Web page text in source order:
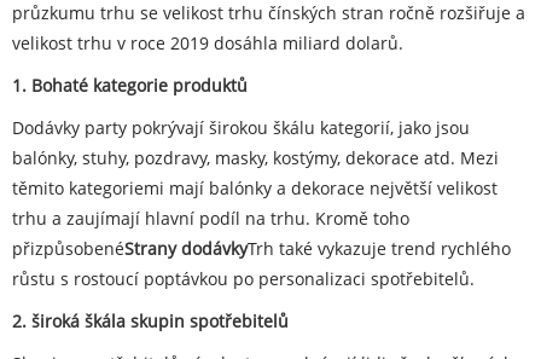
průzkumu trhu se velikost trhu čínských stran ročně rozšiřuje a
velikost trhu v roce 2019 dosáhla miliard dolarů.
1. Bohaté kategorie produktů
Dodávky party pokrývají širokou škálu kategorií, jako jsou
balónky, stuhy, pozdravy, masky, kostýmy, dekorace atd. Mezi
těmito kategoriemi mají balónky a dekorace největší velikost
trhu a zaujímají hlavní podíl na trhu. Kromě toho
přizpůsobenéStrany dodávkyTrh také vykazuje trend rychlého
růstu s rostoucí poptávkou po personalizaci spotřebitelů.
2. široká škála skupin spotřebitelů